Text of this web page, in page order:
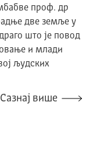
проф. др
две земље у
што је повод
и млади
људских
Сазнај више